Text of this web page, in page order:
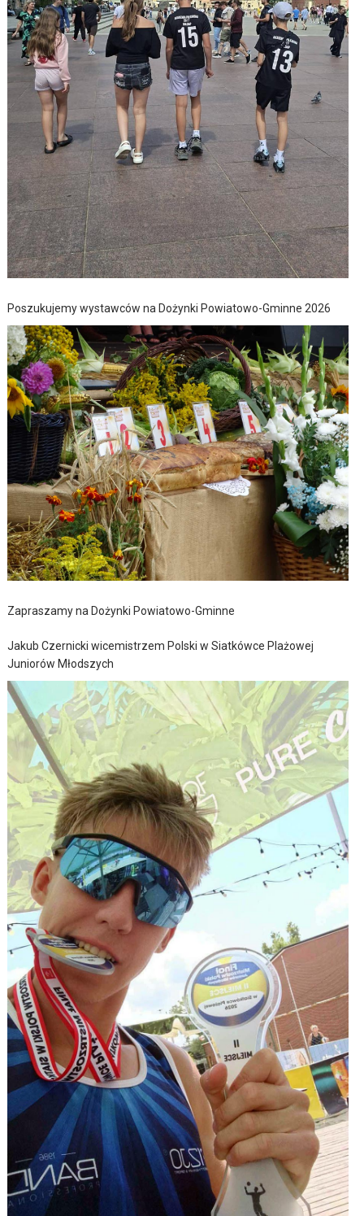
Poszukujemy wystawców na Dożynki Powiatowo-Gminne 2026
Zapraszamy na Dożynki Powiatowo-Gminne
Jakub Czernicki wicemistrzem Polski w Siatkówce Plażowej
Juniorów Młodszych